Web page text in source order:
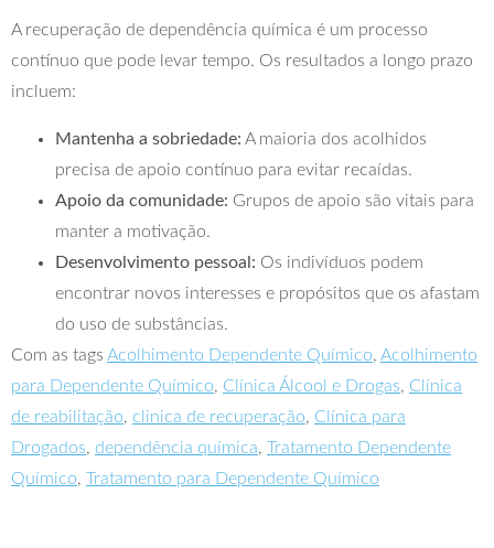
A recuperação de dependência química é um processo
contínuo que pode levar tempo. Os resultados a longo prazo
incluem:
Mantenha a sobriedade: A maioria dos acolhidos
precisa de apoio contínuo para evitar recaídas.
Apoio da comunidade: Grupos de apoio são vitais para
manter a motivação.
Desenvolvimento pessoal: Os indivíduos podem
encontrar novos interesses e propósitos que os afastam
do uso de substâncias.
Com as tags Acolhimento Dependente Químico, Acolhimento
para Dependente Químico, Clínica Álcool e Drogas, Clínica
de reabilitação, clinica de recuperação, Clínica para
Drogados, dependência química, Tratamento Dependente
Químico, Tratamento para Dependente Químico